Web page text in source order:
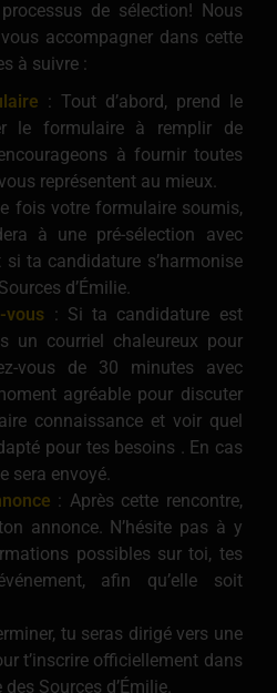
de sélection! Nous
accompagner dans cette
à suivre :
: Tout d’abord, prend le
le formulaire à remplir de
à fournir toutes
représentent au mieux.
fois votre formulaire soumis,
à une pré-sélection avec
ta candidature s’harmonise
d’Émilie.
vous : Si ta candidature est
un courriel chaleureux pour
vous de 30 minutes avec
agréable pour discuter
connaissance et voir quel
pour tes besoins . En cas
sera envoyé.
: Après cette rencontre,
annonce. N’hésite pas à y
possibles sur toi, tes
afin qu’elle soit
tu seras dirigé vers une
t’inscrire officiellement dans
Sources d’Émilie.